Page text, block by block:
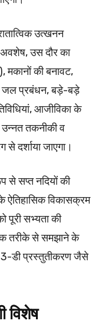
उत्खनन
उस दौर का
की बनावट,
जल प्रबंधन, बड़े-बड़े
आजीविका के
तकनीकी व
दर्शाया जाएगा।
से सप्त नदियों की
ऐतिहासिक विकासक्रम
पूरी सभ्यता की
तरीके से समझाने के
डी प्रस्तुतीकरण जैसे
विशेष